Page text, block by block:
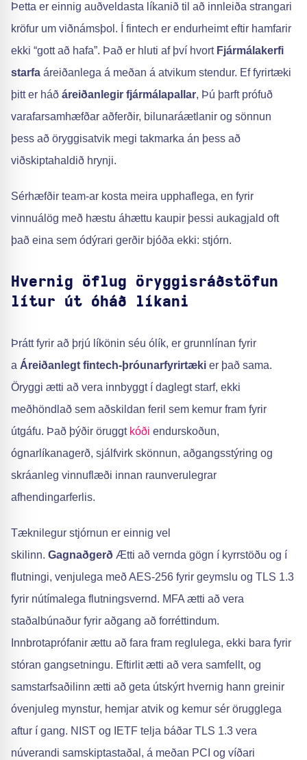
Þetta er einnig auðveldasta líkanið til að innleiða strangari
kröfur um viðnámsþol. Í fintech er endurheimt eftir hamfarir
ekki “gott að hafa”. Það er hluti af því hvort Fjármálakerfi
starfa áreiðanlega á meðan á atvikum stendur. Ef fyrirtæki
þitt er háð áreiðanlegir fjármálapallar, Þú þarft prófuð
varafarsamhæfðar aðferðir, bilunaráætlanir og sönnun
þess að öryggisatvik megi takmarka án þess að
viðskiptahaldið hrynji.
Sérhæfðir team-ar kosta meira upphaflega, en fyrir
vinnuálög með hæstu áhættu kaupir þessi aukagjald oft
það eina sem ódýrari gerðir bjóða ekki: stjórn.
Hvernig öflug öryggisráðstöfun
lítur út óháð líkani
Þrátt fyrir að þrjú líkönin séu ólík, er grunnlínan fyrir
a Áreiðanlegt fintech-þróunarfyrirtæki er það sama.
Öryggi ætti að vera innbyggt í daglegt starf, ekki
meðhöndlað sem aðskildan feril sem kemur fram fyrir
útgáfu. Það þýðir öruggt kóði endurskoðun,
ógnarlíkanagerð, sjálfvirk skönnun, aðgangsstýring og
skráanleg vinnuflæði innan raunverulegrar
afhendingarferlis.
Tæknilegur stjórnun er einnig vel
skilinn. Gagnaðgerð Ætti að vernda gögn í kyrrstöðu og í
flutningi, venjulega með AES-256 fyrir geymslu og TLS 1.3
fyrir nútímalega flutningsvernd. MFA ætti að vera
staðalbúnaður fyrir aðgang að forréttindum.
Innbrotaprófanir ættu að fara fram reglulega, ekki bara fyrir
stóran gangsetningu. Eftirlit ætti að vera samfellt, og
samstarfsaðilinn ætti að geta útskýrt hvernig hann greinir
óvenjuleg mynstur, hemjar atvik og kemur sér örugglega
aftur í gang. NIST og IETF telja báðar TLS 1.3 vera
núverandi samskiptastaðal, á meðan PCI og víðari